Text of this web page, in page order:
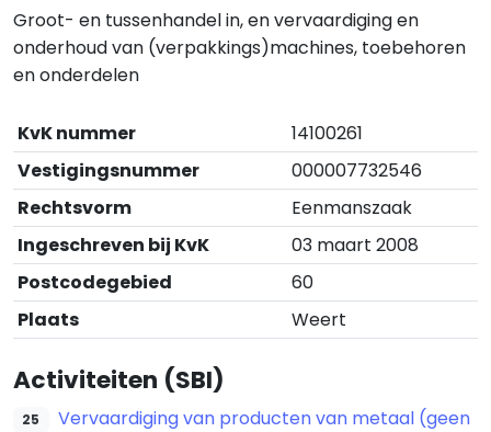
Groot- en tussenhandel in, en vervaardiging en
onderhoud van (verpakkings)machines, toebehoren
en onderdelen
KvK nummer
14100261
Vestigingsnummer
000007732546
Rechtsvorm
Eenmanszaak
Ingeschreven bij KvK
03 maart 2008
Postcodegebied
60
Plaats
Weert
Activiteiten (SBI)
25
Vervaardiging van producten van metaal (geen